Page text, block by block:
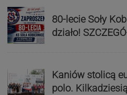
80-lecie Soły
działo!
Kaniów stolicą
polo.